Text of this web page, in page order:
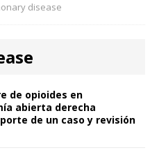
disease
de opioides en
abierta derecha
de un caso y revisión